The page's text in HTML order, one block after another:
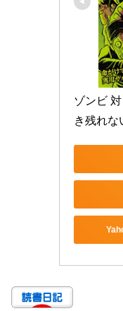
ゾンビ
き残れな